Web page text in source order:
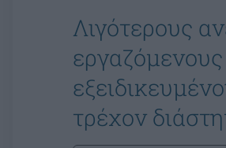
Λιγότερους
τρέχον